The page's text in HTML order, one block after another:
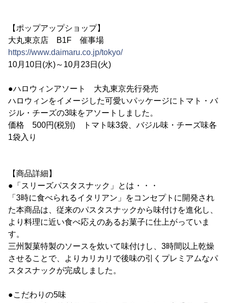
【ポップアップショップ】
大丸東京店 B1F 催事場
https://www.daimaru.co.jp/tokyo/
10月10日(水)～10月23日(火)
●ハロウィンアソート 大丸東京先行発売
ハロウィンをイメージした可愛いパッケージにトマト・バ
ジル・チーズの3味をアソートしました。
価格 500円(税別) トマト味3袋、バジル味・チーズ味各
1袋入り
【商品詳細】
●「スリーズパスタスナック」とは・・・
「3時に食べられるイタリアン」をコンセプトに開発され
た本商品は、従来のパスタスナックから味付けを進化し、
より料理に近い食べ応えのあるお菓子に仕上がっていま
す。
三州製菓特製のソースを炊いて味付けし、3時間以上乾燥
させることで、よりカリカリで後味の引くプレミアムなパ
スタスナックが完成しました。
●こだわりの5味